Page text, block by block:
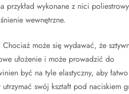
przykład wykonane z nici
wewnętrzne.
może się wydawać, że
ułożenie i może prowadzić do
być na tyle elastyczny, aby łatwo
swój kształt pod naciskiem